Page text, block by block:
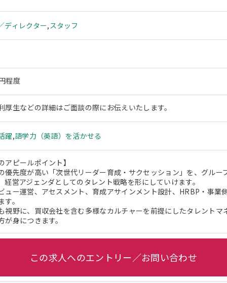
ディレクター,スタッフ
程度
厚生などの詳細はご面談の際にお伝えいたします。
躍,語学力（英語）を活かせる
アピールポイント】
優先度が高い「次世代リーダー育成・サクセッション」を、グル
経営アジェンダとしてのタレント戦略を形にしていけます。
ュー運営、アセスメント、育成アサインメント設計、HRBP・事業
。
視野に、買収会社を含む多様なカルチャーを前提にしたタレント
身につきます。
この求人へのエントリー／お問い合わせ